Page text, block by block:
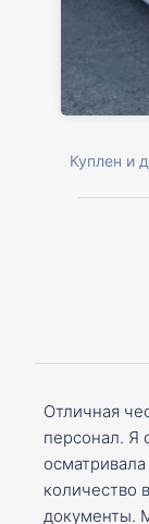
Куплен и
Отличная
персонал. Я
количество
документы.